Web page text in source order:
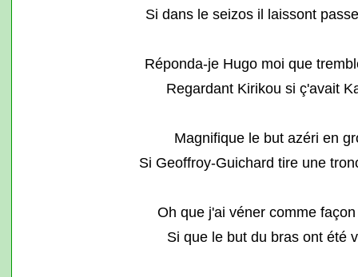
Si dans le seizos il laissont
Réponda-je Hugo moi que
Regardant Kirikou si ç'avait
Magnifique le but azéri en
Si Geoffroy-Guichard tire une
Oh que j'ai véner comme
Si que le but du bras ont été